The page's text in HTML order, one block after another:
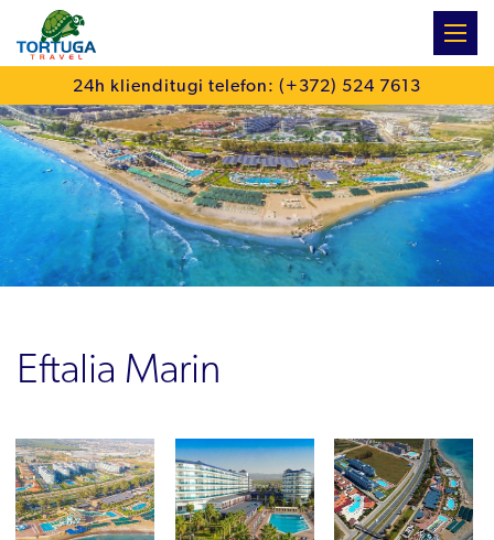
24h klienditugi telefon: (+372) 524 7613
Eftalia Marin